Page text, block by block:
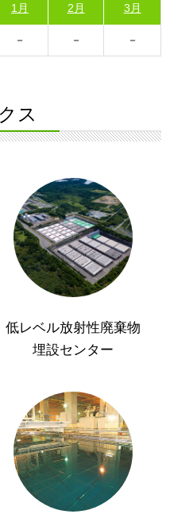
1月 2月 3月
ス
低レベル放射性廃棄物
埋設センター